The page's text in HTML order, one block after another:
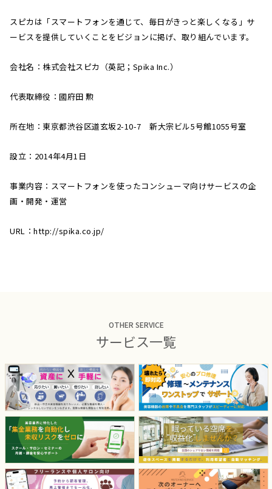
スピカは「スマートフォンを通じて、毎日がきっと楽しくなる」サ
ービスを提供していくことをビジョンに掲げ、取り組んでいます。
会社名：株式会社スピカ（英記；Spika Inc.）
代表取締役：國府田 勲
所在地：東京都渋谷区道玄坂2-10-7 新大宗ビル5号館1055号室
設立：2014年4月1日
事業内容：スマートフォンを使ったコンシューマ向けサービスの企
画・開発・運営
URL：http://spika.co.jp/
OTHER SERVICE
サービス一覧